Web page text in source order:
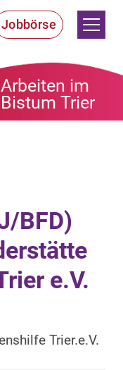
Arbeiten im
Bistum Trier
Jobbörse
BFD)
e.V.
Trier.e.V.